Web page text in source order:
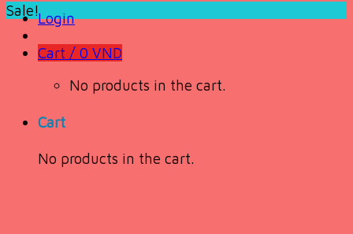
Login
Cart / 0 VND
No products in the cart.
Cart
No products in the cart.
Sale!